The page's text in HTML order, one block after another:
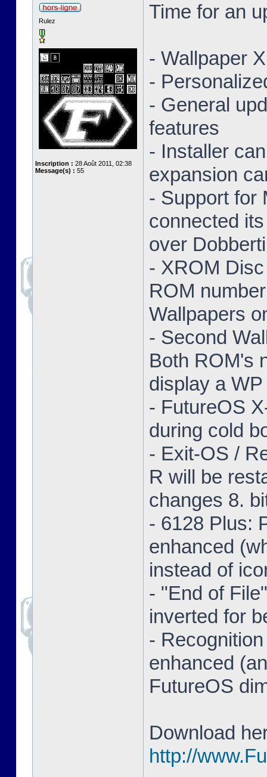
Rulez
Inscription : 28 Août 2011, 02:38
Message(s) : 55
Time for an
- Wallpaper
-
- General
features
- Installer
expansion
- Support for
connected
over
- XROM
ROM
Wallpapers
- Second
Both ROM's
display a
- FutureOS
during cold
- Exit-OS /
R will be
changes 8.
- 6128 Plus:
enhanced
instead of
- "End of
inverted for
-
enhanced
FutureOS
Download
http://